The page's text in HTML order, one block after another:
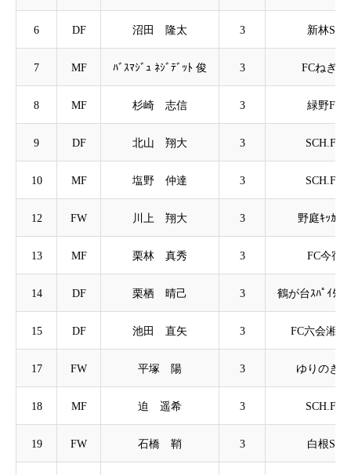
6 DF 沼田 隆太 3 新林SC
7 MF ﾊﾞｽﾏｼﾞｭ ﾈｼﾞﾃﾞｯﾄ 俊 3 FCねぎし
8 MF 杉崎 志信 3 緑野FC
9 DF 北山 翔大 3 SCH.FC
10 MF 塩野 仲達 3 SCH.FC
12 FW 川上 翔大 3 野庭ｷｯｶ-ｽﾞ
13 MF 栗林 真秀 3 FC今宿
14 DF 栗栖 晴己 3 鶴が台ｽﾊﾟｲﾀﾞ-
15 DF 池田 直矢 3 FC六会湘南
17 FW 平塚 陽 3 ゆりのき
18 MF 迫 遥希 3 SCH.FC
19 FW 石橋 鞘 3 白根SC